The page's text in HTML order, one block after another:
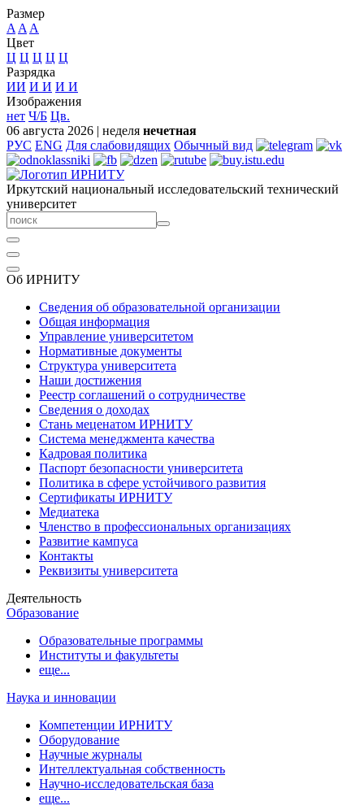
Размер
A A A
Цвет
Ц Ц Ц Ц Ц
Разрядка
ИИ И И И И
Изображения
нет Ч/Б Цв.
06 августа 2026 | неделя нечетная
РУС ENG Для слабовидящих Обычный вид
Иркутский национальный исследовательский технический
университет
Об ИРНИТУ
Сведения об образовательной организации
Общая информация
Управление университетом
Нормативные документы
Структура университета
Наши достижения
Реестр соглашений о сотрудничестве
Сведения о доходах
Стань меценатом ИРНИТУ
Система менеджмента качества
Кадровая политика
Паспорт безопасности университета
Политика в сфере устойчивого развития
Сертификаты ИРНИТУ
Медиатека
Членство в профессиональных организациях
Развитие кампуса
Контакты
Реквизиты университета
Деятельность
Образование
Образовательные программы
Институты и факультеты
еще...
Наука и инновации
Компетенции ИРНИТУ
Оборудование
Научные журналы
Интеллектуальная собственность
Научно-исследовательская база
еще...